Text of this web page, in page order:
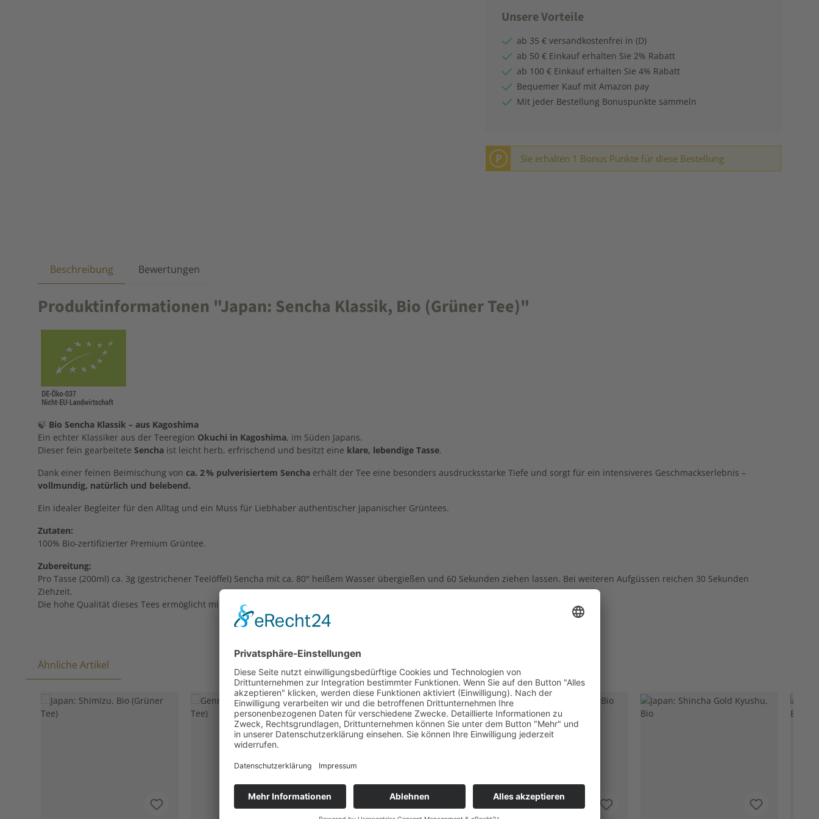
Unsere Vorteile
ab 35 € versandkostenfrei in (D)
ab 50 € Einkauf erhalten Sie 2% Rabatt
ab 100 € Einkauf erhalten Sie 4% Rabatt
Bequemer Kauf mit Amazon pay
Mit jeder Bestellung Bonuspunkte sammeln
P Sie erhalten 1 Bonus Punkte für diese Bestellung
Beschreibung Bewertungen
Produktinformationen "Japan: Sencha Klassik, Bio (Grüner Tee)"
🍃 Bio Sencha Klassik – aus Kagoshima
Ein echter Klassiker aus der Teeregion Okuchi in Kagoshima, im Süden Japans.
Dieser fein gearbeitete Sencha ist leicht herb, erfrischend und besitzt eine klare, lebendige Tasse.
Dank einer feinen Beimischung von ca. 2 % pulverisiertem Sencha erhält der Tee eine besonders ausdrucksstarke Tiefe und sorgt für ein intensiveres Geschmackserlebnis –
vollmundig, natürlich und belebend.
Ein idealer Begleiter für den Alltag und ein Muss für Liebhaber authentischer japanischer Grüntees.
Zutaten:
100% Bio-zertifizierter Premium Grüntee.
Zubereitung:
Pro Tasse (200ml) ca. 3g (gestrichener Teelöffel) Sencha mit ca. 80° heißem Wasser übergießen und 60 Sekunden ziehen lassen. Bei weiteren Aufgüssen reichen 30 Sekunden
Ziehzeit.
Die hohe Qualität dieses Tees ermöglicht mindestens 4 Aufgüsse.
Ähnliche Artikel
Produktgalerie überspringen
Nur 1 auf Lager!